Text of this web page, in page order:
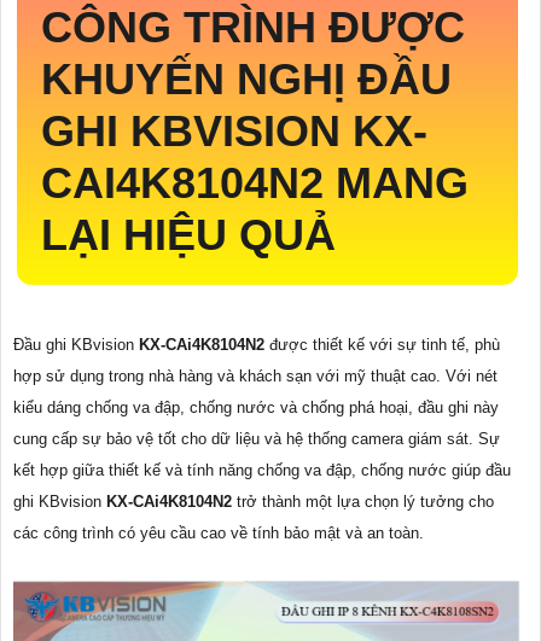
CÔNG TRÌNH ĐƯỢC
KHUYẾN NGHỊ ĐẦU
GHI KBVISION KX-
CAI4K8104N2 MANG
LẠI HIỆU QUẢ
Đầu ghi KBvision KX-CAi4K8104N2 được thiết kế với sự tinh tế, phù
hợp sử dụng trong nhà hàng và khách sạn với mỹ thuật cao. Với nét
kiểu dáng chống va đập, chống nước và chống phá hoại, đầu ghi này
cung cấp sự bảo vệ tốt cho dữ liệu và hệ thống camera giám sát. Sự
kết hợp giữa thiết kế và tính năng chống va đập, chống nước giúp đầu
ghi KBvision KX-CAi4K8104N2 trở thành một lựa chọn lý tưởng cho
các công trình có yêu cầu cao về tính bảo mật và an toàn.